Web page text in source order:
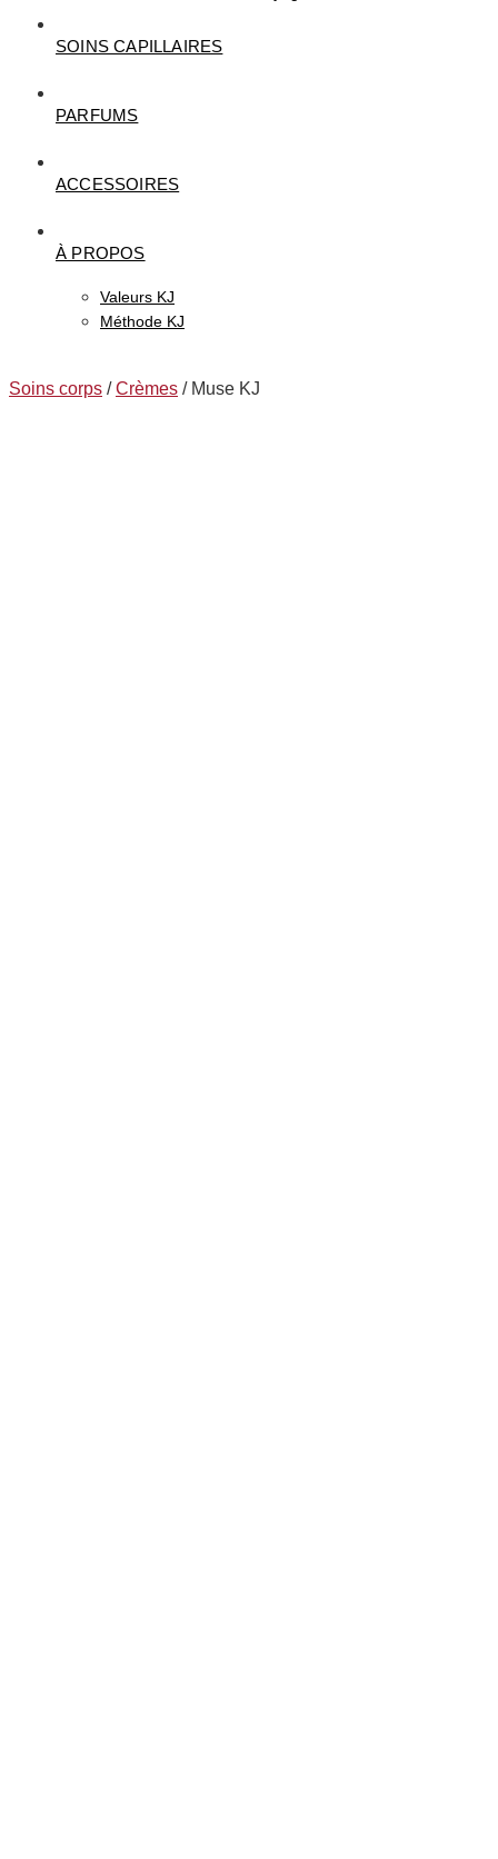
SOINS CAPILLAIRES
PARFUMS
ACCESSOIRES
À PROPOS
Valeurs KJ
Méthode KJ
Soins corps /Crèmes / Muse KJ